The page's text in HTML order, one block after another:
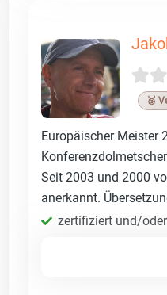
🥉
Europäischer Meister
Seit 2003 und 2000
anerkannt.
zertifiziert und/